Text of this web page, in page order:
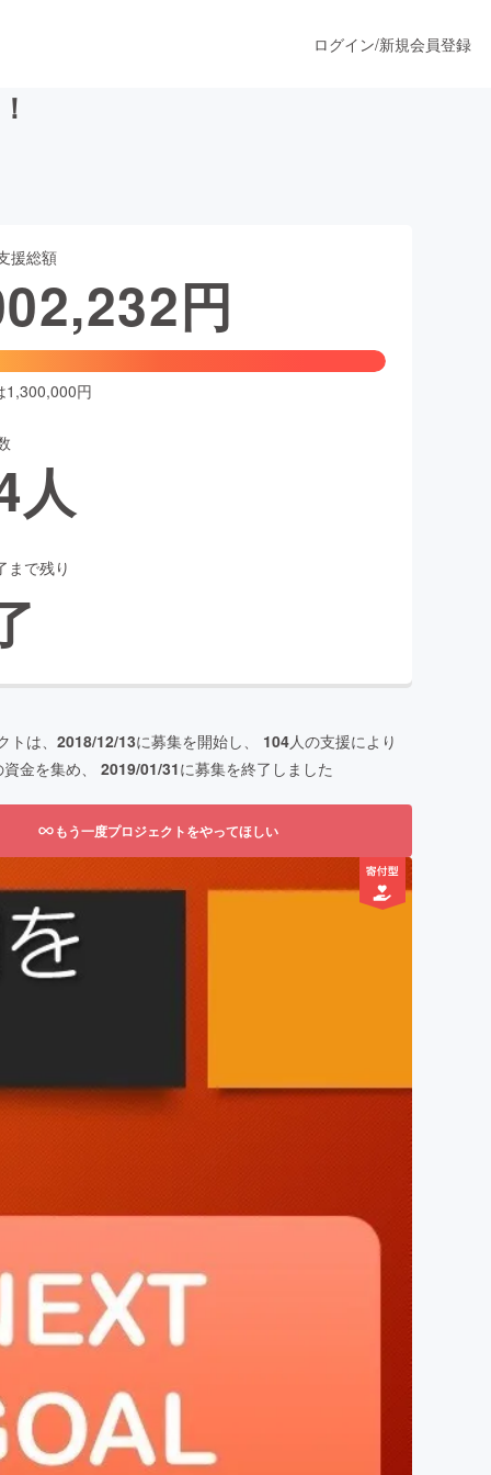
ファッション
ログイン/新規会員登録
援総額
円
1,300,000円
人
まで残り
は、 2018/12/13に募集を開始し、 104人の支援により
金を集め、 2019/01/31に募集を終了しました
もう一度プロジェクトをやってほしい